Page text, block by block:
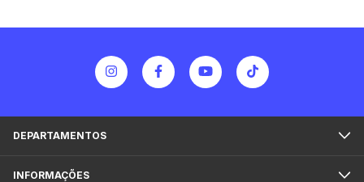
DEPARTAMENTOS
INFORMAÇÕES